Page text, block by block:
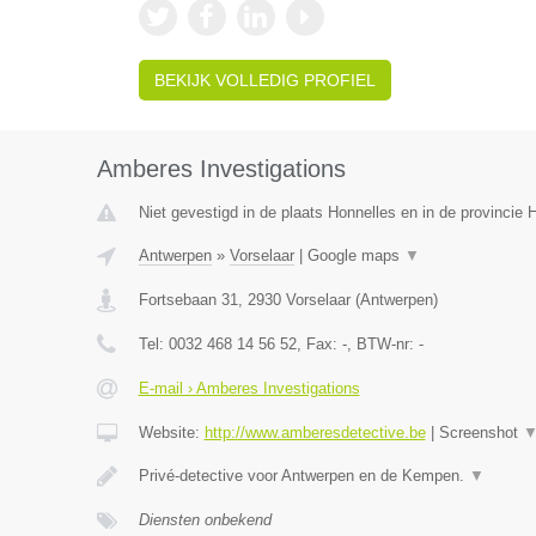
BEKIJK VOLLEDIG PROFIEL
Amberes Investigations
Niet gevestigd in de plaats Honnelles en in de provincie
Antwerpen» Vorselaar| Google maps ▼
Fortsebaan 31, 2930 Vorselaar(Antwerpen)
Tel: 0032 468 14 56 52, Fax: -, BTW-nr: -
E-mail › Amberes Investigations
Website: http://www.amberesdetective.be| Screenshot ▼
Privé-detective voor Antwerpen en de Kempen. ▼
Diensten onbekend